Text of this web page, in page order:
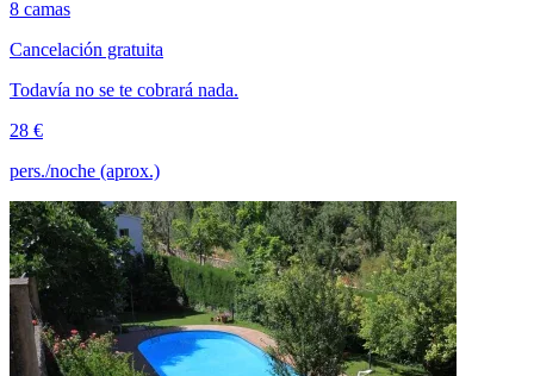
8 camas
Cancelación gratuita
Todavía no se te cobrará nada.
28 €
pers./noche (aprox.)